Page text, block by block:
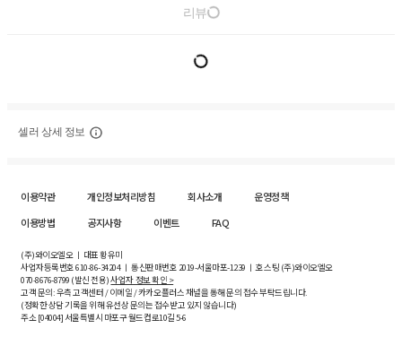
리뷰
셀러 상세 정보
이용약관 개인정보처리방침 회사소개
운영정책
이용방법
공지사항 이벤트 FAQ
(주)와이오엘오 ㅣ 대표 황유미
사업자등록번호610-86-34204ㅣ 통신판매번호 2019-서울마포-1239 ㅣ 호스팅 (주)와이오엘오
070-8676-8799 (발신 전용)사업자 정보 확인 >
고객 문의: 우측 고객센터 / 이메일 / 카카오플러스 채널을 통해 문의 접수 부탁드립니다.
(정확한 상담 기록을 위해 유선상 문의는 접수받고 있지 않습니다)
주소 [04004] 서울특별시 마포구 월드컵로10길5-6